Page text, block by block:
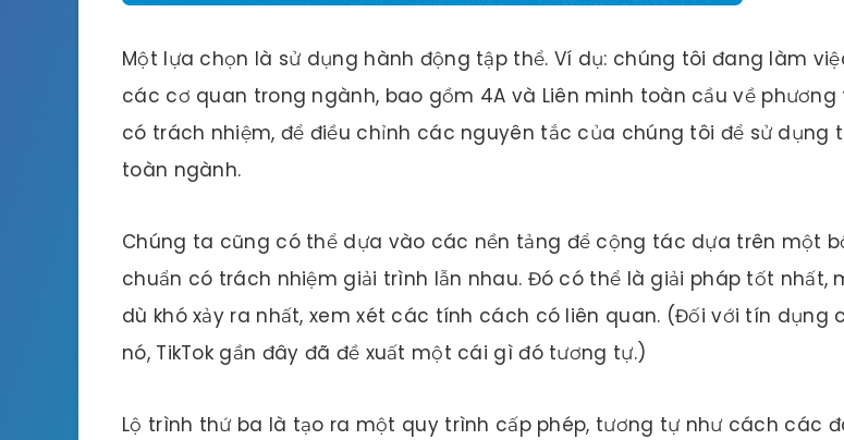
Một lựa chọn là sử dụng hành động tập thể. Ví dụ: chúng tôi đang làm
các cơ quan trong ngành, bao gồm 4A và Liên minh toàn cầu về phương
có trách nhiệm, để điều chỉnh các nguyên tắc của chúng tôi để sử dụng
toàn ngành.
Chúng ta cũng có thể dựa vào các nền tảng để cộng tác dựa trên một
chuẩn có trách nhiệm giải trình lẫn nhau. Đó có thể là giải pháp tốt nhất,
dù khó xảy ra nhất, xem xét các tính cách có liên quan. (Đối với tín dụng
nó, TikTok gần đây đã đề xuất một cái gì đó tương tự.)
Lộ trình thứ ba là tạo ra một quy trình cấp phép, tương tự như cách các